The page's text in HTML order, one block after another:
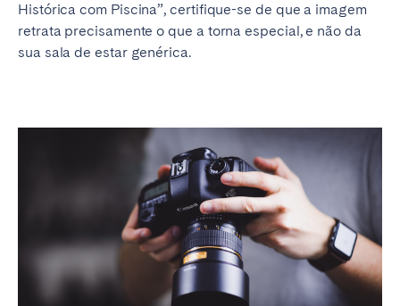
Histórica com Piscina”, certifique-se de que a imagem
retrata precisamente o que a torna especial, e não da
sua sala de estar genérica.